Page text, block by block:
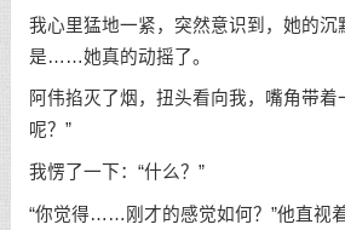
我心里猛地一紧，突然意识到，她的沉
是……她真的动摇了。
阿伟掐灭了烟，扭头看向我，嘴角带着
呢？”
我愣了一下：“什么？”
“你觉得……刚才的感觉如何？”他直视